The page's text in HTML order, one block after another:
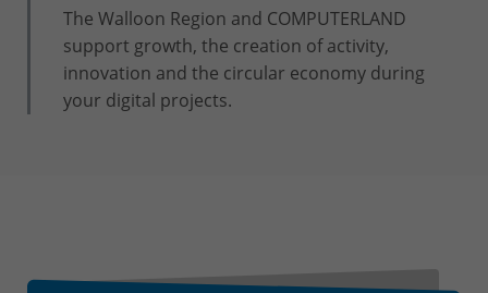
The Walloon Region and COMPUTERLAND
support growth, the creation of activity,
innovation and the circular economy during
your digital projects.